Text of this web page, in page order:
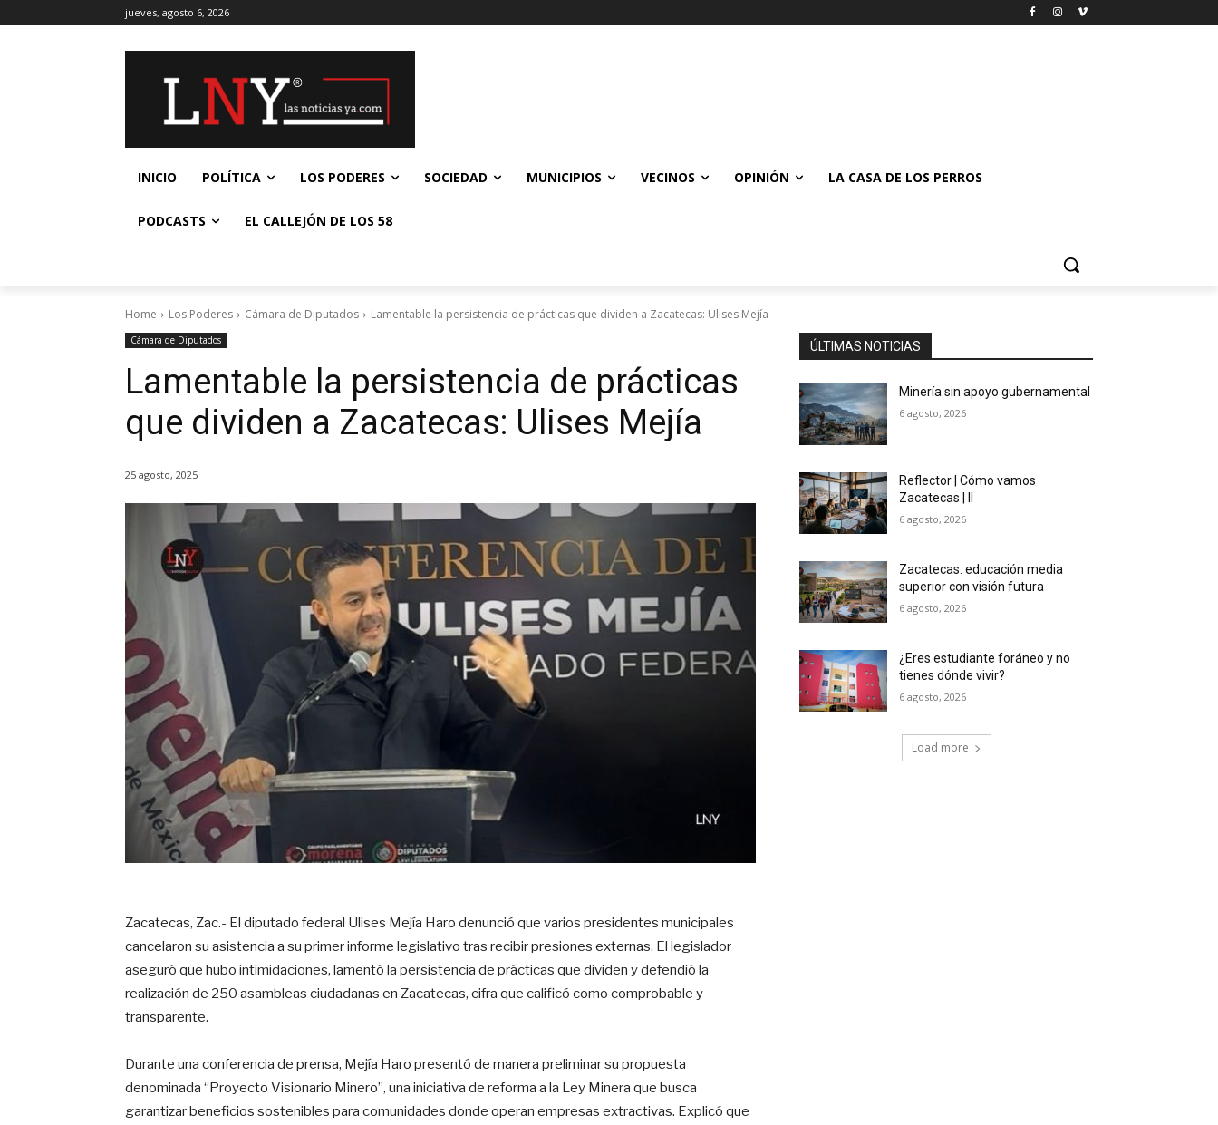
jueves, agosto 6, 2026
INICIO POLÍTICA LOS PODERES SOCIEDAD MUNICIPIOS VECINOS OPINIÓN LA CASA DE LOS PERROS
PODCASTS EL CALLEJÓN DE LOS 58
Home Los Poderes Cámara de Diputados Lamentable la persistencia de prácticas que dividen a Zacatecas: Ulises Mejía
Cámara de Diputados
Lamentable la persistencia de prácticas
que dividen a Zacatecas: Ulises Mejía
25 agosto, 2025
Zacatecas, Zac.- El diputado federal Ulises Mejía Haro denunció que varios presidentes municipales
cancelaron su asistencia a su primer informe legislativo tras recibir presiones externas. El legislador
aseguró que hubo intimidaciones, lamentó la persistencia de prácticas que dividen y defendió la
realización de 250 asambleas ciudadanas en Zacatecas, cifra que calificó como comprobable y
transparente.
Durante una conferencia de prensa, Mejía Haro presentó de manera preliminar su propuesta
denominada “Proyecto Visionario Minero”, una iniciativa de reforma a la Ley Minera que busca
garantizar beneficios sostenibles para comunidades donde operan empresas extractivas. Explicó que
ÚLTIMAS NOTICIAS
Minería sin apoyo gubernamental
6 agosto, 2026
Reflector | Cómo vamos
Zacatecas | II
6 agosto, 2026
Zacatecas: educación media
superior con visión futura
6 agosto, 2026
¿Eres estudiante foráneo y no
tienes dónde vivir?
6 agosto, 2026
Load more